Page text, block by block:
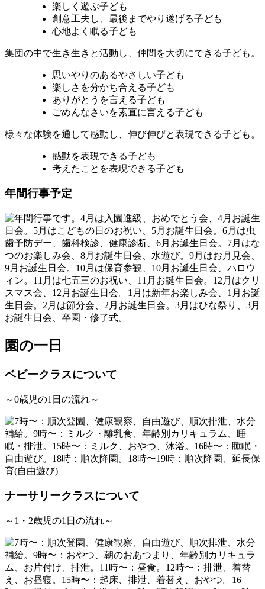
楽しく遊ぶ子ども
創意工夫し、最後までやり遂げる子ども
心地よく眠る子ども
集団の中で生き生きと活動し、仲間を大切にできる子ども。
思いやりのあるやさしい子ども
楽しさを分かち合える子ども
ありがとうを言える子ども
ごめんなさいを素直に言える子ども
様々な体験を通して感動し、伸び伸びと表現できる子ども。
感動を表現できる子ども
考えたことを表現できる子ども
年間行事予定
園の一日
ベビークラスについて
～0歳児の1日の流れ～
ナーサリークラスについて
～1・2歳児の1日の流れ～